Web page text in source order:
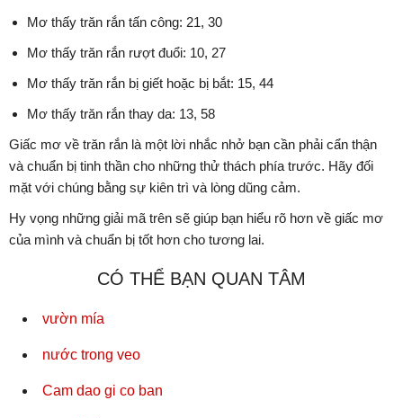
Mơ thấy trăn rắn tấn công: 21, 30
Mơ thấy trăn rắn rượt đuổi: 10, 27
Mơ thấy trăn rắn bị giết hoặc bị bắt: 15, 44
Mơ thấy trăn rắn thay da: 13, 58
Giấc mơ về trăn rắn là một lời nhắc nhở bạn cần phải cẩn thận
và chuẩn bị tinh thần cho những thử thách phía trước. Hãy đối
mặt với chúng bằng sự kiên trì và lòng dũng cảm.
Hy vọng những giải mã trên sẽ giúp bạn hiểu rõ hơn về giấc mơ
của mình và chuẩn bị tốt hơn cho tương lai.
CÓ THỂ BẠN QUAN TÂM
vườn mía
nước trong veo
Cam dao gi co ban